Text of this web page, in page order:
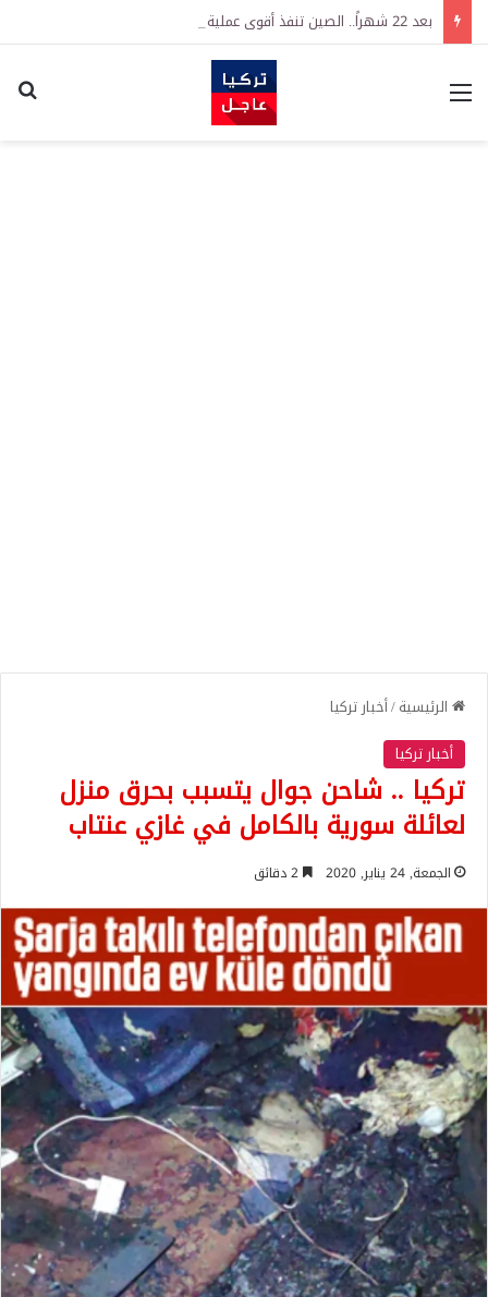
القائمة
الرئيسية/أخبار تركيا
أخبار تركيا
تركيا .. شاحن جوال يتسبب بحرق منزل
لعائلة سورية بالكامل في غازي عنتاب
الجمعة, 24 يناير, 2020